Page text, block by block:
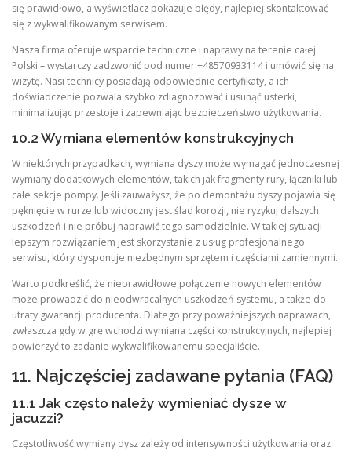
się prawidłowo, a wyświetlacz pokazuje błędy, najlepiej skontaktować
się z wykwalifikowanym serwisem.
Nasza firma oferuje wsparcie techniczne i naprawy na terenie całej
Polski – wystarczy zadzwonić pod numer +48570933114 i umówić się na
wizytę. Nasi technicy posiadają odpowiednie certyfikaty, a ich
doświadczenie pozwala szybko zdiagnozować i usunąć usterki,
minimalizując przestoje i zapewniając bezpieczeństwo użytkowania.
10.2 Wymiana elementów konstrukcyjnych
W niektórych przypadkach, wymiana dyszy może wymagać jednoczesnej
wymiany dodatkowych elementów, takich jak fragmenty rury, łączniki lub
całe sekcje pompy. Jeśli zauważysz, że po demontażu dyszy pojawia się
pęknięcie w rurze lub widoczny jest ślad korozji, nie ryzykuj dalszych
uszkodzeń i nie próbuj naprawić tego samodzielnie. W takiej sytuacji
lepszym rozwiązaniem jest skorzystanie z usług profesjonalnego
serwisu, który dysponuje niezbędnym sprzętem i częściami zamiennymi.
Warto podkreślić, że nieprawidłowe połączenie nowych elementów
może prowadzić do nieodwracalnych uszkodzeń systemu, a także do
utraty gwarancji producenta. Dlatego przy poważniejszych naprawach,
zwłaszcza gdy w grę wchodzi wymiana części konstrukcyjnych, najlepiej
powierzyć to zadanie wykwalifikowanemu specjaliście.
11. Najczęściej zadawane pytania (FAQ)
11.1 Jak często należy wymieniać dysze w
jacuzzi?
Częstotliwość wymiany dysz zależy od intensywności użytkowania oraz